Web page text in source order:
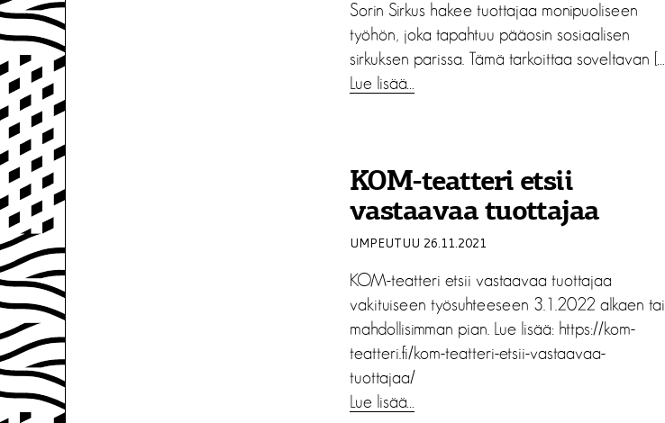
Sorin Sirkus hakee tuottajaa monipuoliseen
työhön, joka tapahtuu pääosin sosiaalisen
sirkuksen parissa. Tämä tarkoittaa soveltavan […]
Lue lisää…
KOM-teatteri etsii
vastaavaa tuottajaa
UMPEUTUU 26.11.2021
KOM-teatteri etsii vastaavaa tuottajaa
vakituiseen työsuhteeseen 3.1.2022 alkaen tai
mahdollisimman pian. Lue lisää: https://kom-
teatteri.fi/kom-teatteri-etsii-vastaavaa-
tuottajaa/
Lue lisää…